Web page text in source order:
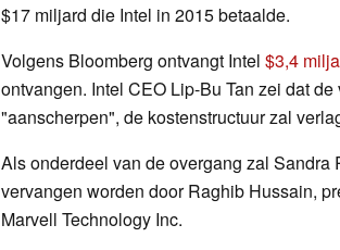
$17 miljard die Intel in 2015 betaalde.
Volgens Bloomberg ontvangt Intel $3,4
ontvangen. Intel CEO Lip-Bu Tan zei dat
"aanscherpen", de kostenstructuur zal
Als onderdeel van de overgang zal Sandra
vervangen worden door Raghib Hussain,
Marvell Technology Inc.